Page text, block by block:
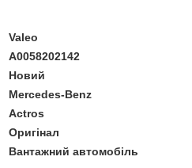
Valeo
A0058202142
Новий
Mercedes-Benz
Actros
Оригінал
Вантажний автомобіль